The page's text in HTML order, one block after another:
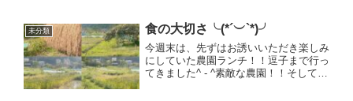
見れて動いている姿をみれる事が、本当
に嬉しくて幸せに感じま...
未分類 食の大切さ╰(*´︶`*)╯
今週末は、先ずはお誘いいただき楽しみ
にしていた農園ランチ！！逗子まで行っ
てきました^ - ^素敵な農園！！そして心